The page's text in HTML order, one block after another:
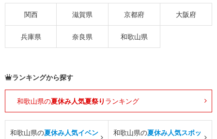
関西 滋賀県 京都府 大阪府
兵庫県 奈良県 和歌山県
ランキングから探す
和歌山県の夏休み人気夏祭り ランキング
和歌山県の夏休み人気イベン
和歌山県の夏休み人気スポッ